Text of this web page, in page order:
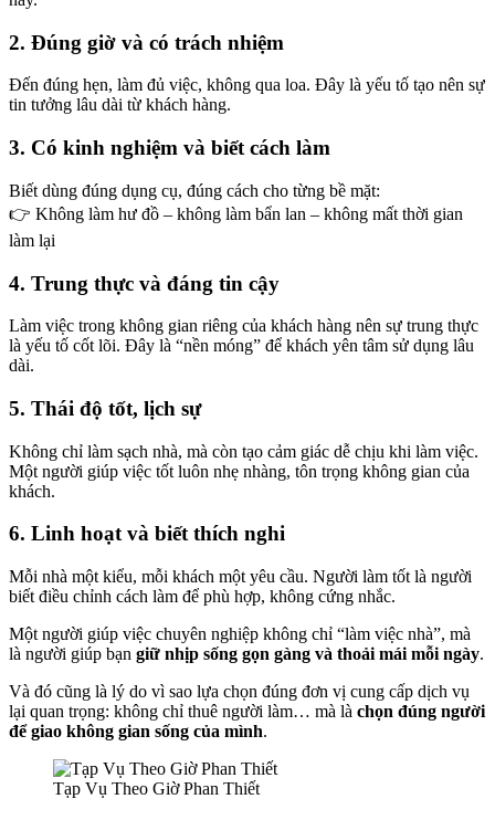
2. Đúng giờ và có trách nhiệm
Đến đúng hẹn, làm đủ việc, không qua loa. Đây là yếu tố tạo nên sự
tin tưởng lâu dài từ khách hàng.
3. Có kinh nghiệm và biết cách làm
Biết dùng đúng dụng cụ, đúng cách cho từng bề mặt:
👉 Không làm hư đồ – không làm bẩn lan – không mất thời gian
làm lại
4. Trung thực và đáng tin cậy
Làm việc trong không gian riêng của khách hàng nên sự trung thực
là yếu tố cốt lõi. Đây là “nền móng” để khách yên tâm sử dụng lâu
dài.
5. Thái độ tốt, lịch sự
Không chỉ làm sạch nhà, mà còn tạo cảm giác dễ chịu khi làm việc.
Một người giúp việc tốt luôn nhẹ nhàng, tôn trọng không gian của
khách.
6. Linh hoạt và biết thích nghi
Mỗi nhà một kiểu, mỗi khách một yêu cầu. Người làm tốt là người
biết điều chỉnh cách làm để phù hợp, không cứng nhắc.
Một người giúp việc chuyên nghiệp không chỉ “làm việc nhà”, mà
là người giúp bạn giữ nhịp sống gọn gàng và thoải mái mỗi ngày.
Và đó cũng là lý do vì sao lựa chọn đúng đơn vị cung cấp dịch vụ
lại quan trọng: không chỉ thuê người làm… mà là chọn đúng người
để giao không gian sống của mình.
Tạp Vụ Theo Giờ Phan Thiết